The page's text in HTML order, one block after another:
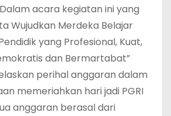
acara kegiatan ini yang
Wujudkan Merdeka Belajar
yang Profesional, Kuat,
dan Bermartabat”
perihal anggaran dalam
memeriahkan hari jadi PGRI
anggaran berasal dari